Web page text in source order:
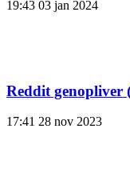
19:43 03 jan 2024
Reddit genopliver
17:41 28 nov 2023